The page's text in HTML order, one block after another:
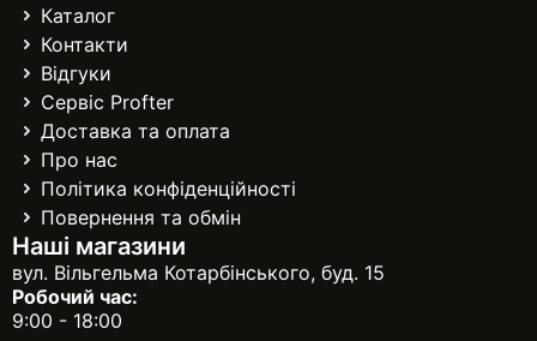
Каталог
Контакти
Відгуки
Сервіс Profter
Доставка та оплата
Про нас
Політика конфіденційності
Повернення та обмін
Наші магазини
вул. Вільгельма Котарбінського, буд. 15
Робочий час:
9:00 - 18:00